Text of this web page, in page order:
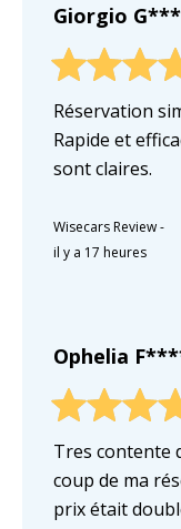
Giorgio
Réservation
Rapide et
sont claires.
Wisecars Review-
il y a 17 heures
Ophelia
Tres contente
coup de ma
prix était